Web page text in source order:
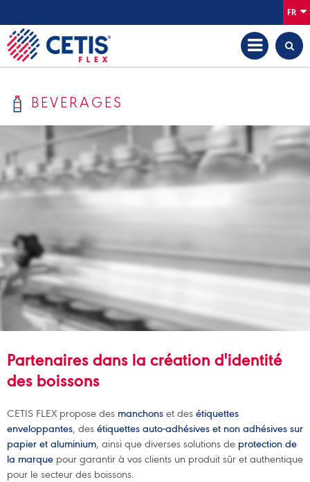
FR
BEVERAGES
Partenaires dans la création d'identité
des boissons
CETIS FLEX propose des manchons et des étiquettes
enveloppantes, des étiquettes auto-adhésives et non adhésives sur
papier et aluminium, ainsi que diverses solutions de protection de
la marque pour garantir à vos clients un produit sûr et authentique
pour le secteur des boissons.